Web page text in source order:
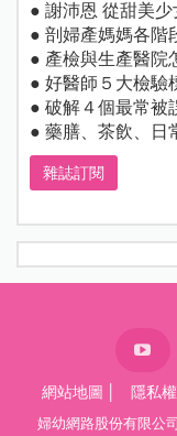
● 謝沛恩 從甜美
● 剖婦產媽媽各階
● 產檢與生產醫院
● 好醫師５大檢驗
● 破解４個最常被
● 藥膳、茶飲、日
雜誌訂閱
網站地圖 隱私
婦幼網路股份有限公